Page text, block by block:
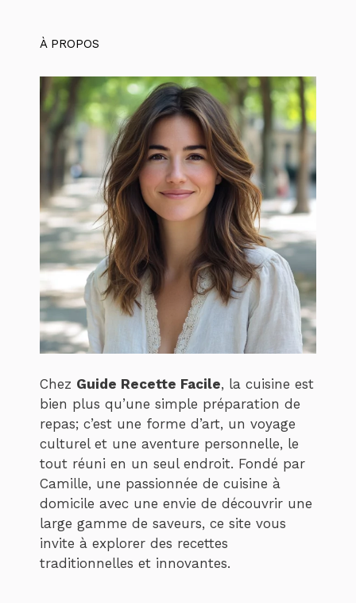
À PROPOS
Chez Guide Recette Facile, la cuisine est
bien plus qu’une simple préparation de
repas; c’est une forme d’art, un voyage
culturel et une aventure personnelle, le
tout réuni en un seul endroit. Fondé par
Camille, une passionnée de cuisine à
domicile avec une envie de découvrir une
large gamme de saveurs, ce site vous
invite à explorer des recettes
traditionnelles et innovantes.